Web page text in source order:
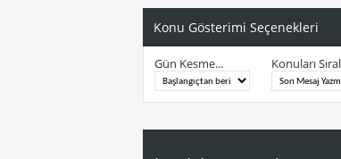
Konu Gösterimi Seçenekleri
Gün Kesme... Konuları